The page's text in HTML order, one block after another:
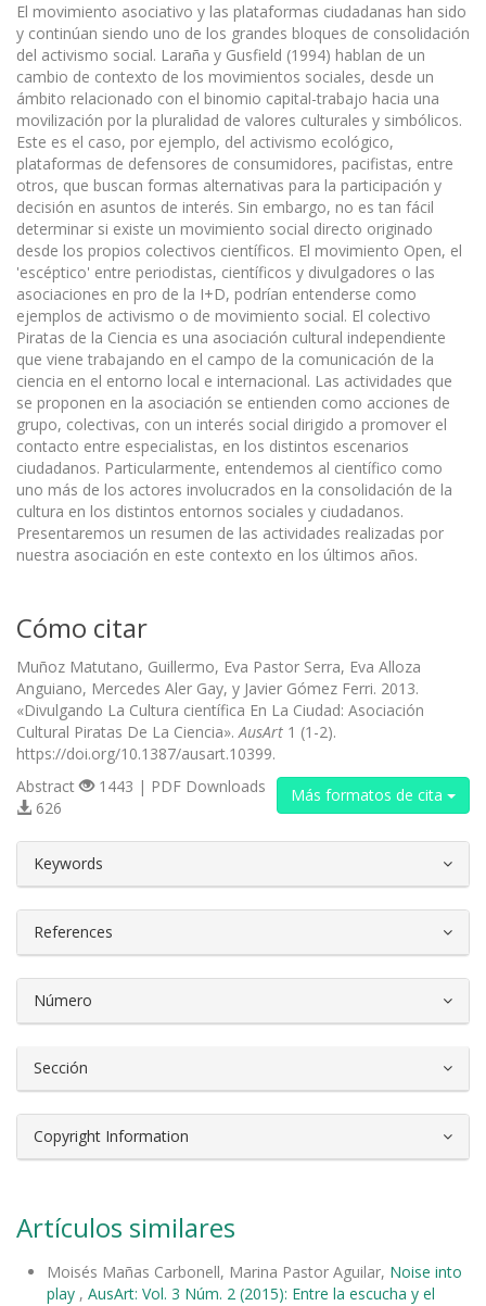
El movimiento asociativo y las plataformas ciudadanas han sido
y continúan siendo uno de los grandes bloques de consolidación
del activismo social. Laraña y Gusfield (1994) hablan de un
cambio de contexto de los movimientos sociales, desde un
ámbito relacionado con el binomio capital-trabajo hacia una
movilización por la pluralidad de valores culturales y simbólicos.
Este es el caso, por ejemplo, del activismo ecológico,
plataformas de defensores de consumidores, pacifistas, entre
otros, que buscan formas alternativas para la participación y
decisión en asuntos de interés. Sin embargo, no es tan fácil
determinar si existe un movimiento social directo originado
desde los propios colectivos científicos. El movimiento Open, el
'escéptico' entre periodistas, científicos y divulgadores o las
asociaciones en pro de la I+D, podrían entenderse como
ejemplos de activismo o de movimiento social. El colectivo
Piratas de la Ciencia es una asociación cultural independiente
que viene trabajando en el campo de la comunicación de la
ciencia en el entorno local e internacional. Las actividades que
se proponen en la asociación se entienden como acciones de
grupo, colectivas, con un interés social dirigido a promover el
contacto entre especialistas, en los distintos escenarios
ciudadanos. Particularmente, entendemos al científico como
uno más de los actores involucrados en la consolidación de la
cultura en los distintos entornos sociales y ciudadanos.
Presentaremos un resumen de las actividades realizadas por
nuestra asociación en este contexto en los últimos años.
Cómo citar
Muñoz Matutano, Guillermo, Eva Pastor Serra, Eva Alloza
Anguiano, Mercedes Aler Gay, y Javier Gómez Ferri. 2013.
«Divulgando La Cultura científica En La Ciudad: Asociación
Cultural Piratas De La Ciencia».AusArt 1 (1-2).
https://doi.org/10.1387/ausart.10399.
Más formatos de cita
Abstract
1443 | PDF Downloads
626
Keywords
References
Número
Sección
Copyright Information
Artículos similares
Moisés Mañas Carbonell, Marina Pastor Aguilar, Noise into
play , AusArt: Vol. 3 Núm. 2 (2015): Entre la escucha y el